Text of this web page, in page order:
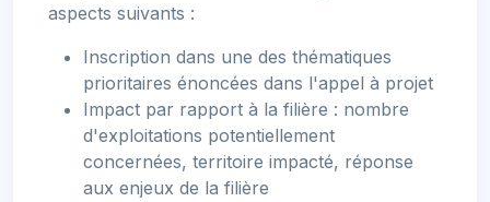
aspects suivants :
Inscription dans une des thématiques
prioritaires énoncées dans l'appel à projet
Impact par rapport à la filière : nombre
d'exploitations potentiellement
concernées, territoire impacté, réponse
aux enjeux de la filière